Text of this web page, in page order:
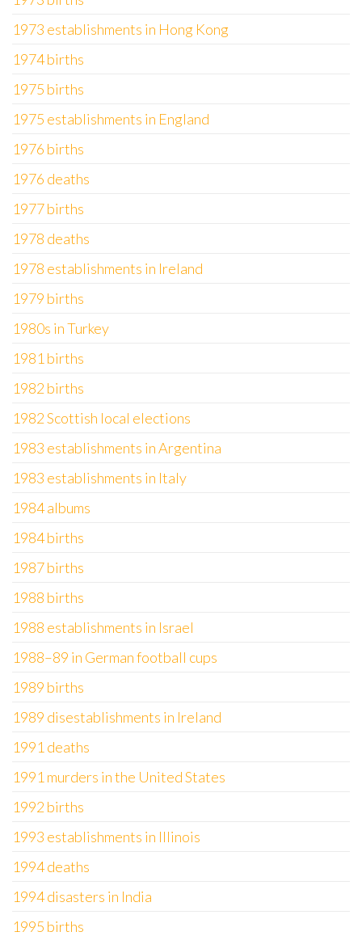
1973 establishments in Hong Kong
1974 births
1975 births
1975 establishments in England
1976 births
1976 deaths
1977 births
1978 deaths
1978 establishments in Ireland
1979 births
1980s in Turkey
1981 births
1982 births
1982 Scottish local elections
1983 establishments in Argentina
1983 establishments in Italy
1984 albums
1984 births
1987 births
1988 births
1988 establishments in Israel
1988–89 in German football cups
1989 births
1989 disestablishments in Ireland
1991 deaths
1991 murders in the United States
1992 births
1993 establishments in Illinois
1994 deaths
1994 disasters in India
1995 births